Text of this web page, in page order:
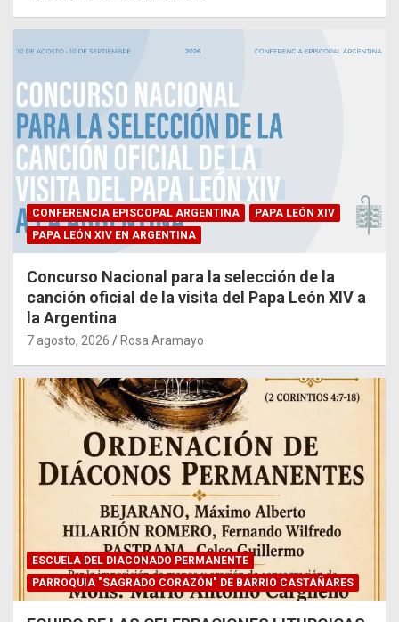
CONFERENCIA EPISCOPAL ARGENTINA
PAPA LEÓN XIV
PAPA LEÓN XIV EN ARGENTINA
Concurso Nacional para la selección de la
canción oficial de la visita del Papa León XIV a
la Argentina
7 agosto, 2026 Rosa Aramayo
ESCUELA DEL DIACONADO PERMANENTE
PARROQUIA "SAGRADO CORAZÓN" DE BARRIO CASTAÑARES